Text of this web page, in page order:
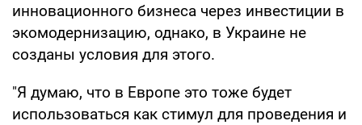
инновационного бизнеса через инвестиции в
экомодернизацию, однако, в Украине не
созданы условия для этого.
"Я думаю, что в Европе это тоже будет
использоваться как стимул для проведения и